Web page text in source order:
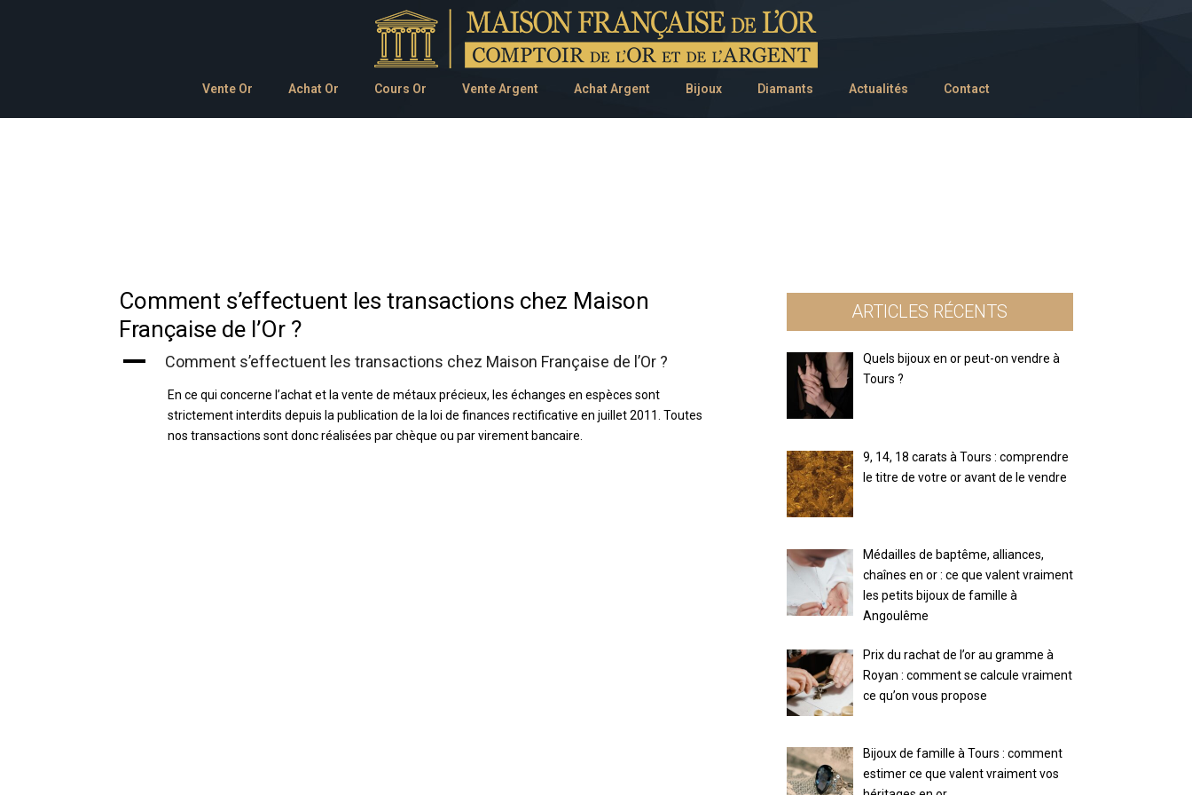
Vente Or Achat Or Cours Or Vente Argent Achat Argent Bijoux Diamants Actualités Contact
Comment s’effectuent les transactions chez Maison
Française de l’Or ?
A Comment s’effectuent les transactions chez Maison Française de l’Or ?
En ce qui concerne l’achat et la vente de métaux précieux, les échanges en espèces sont
strictement interdits depuis la publication de la loi de finances rectificative en juillet 2011. Toutes
nos transactions sont donc réalisées par chèque ou par virement bancaire.
ARTICLES RÉCENTS
Quels bijoux en or peut-on vendre à
Tours ?
9, 14, 18 carats à Tours : comprendre
le titre de votre or avant de le vendre
Médailles de baptême, alliances,
chaînes en or : ce que valent vraiment
les petits bijoux de famille à
Angoulême
Prix du rachat de l’or au gramme à
Royan : comment se calcule vraiment
ce qu’on vous propose
Bijoux de famille à Tours : comment
estimer ce que valent vraiment vos